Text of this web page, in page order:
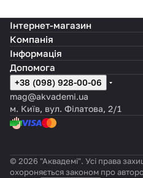
Інтернет-магазин
Компанія
Інформація
Допомога
+38 (098) 928-00-06
mag@akvademi.ua
м. Київ, вул. Філатова, 2/1
© 2026 "Аквадемі". Усі права
охороняється законом про